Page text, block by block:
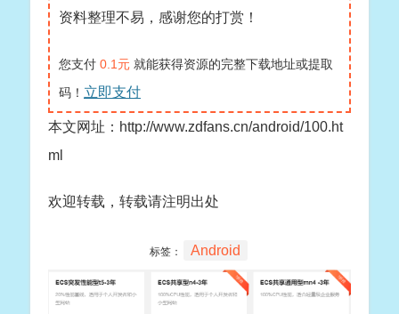
资料整理不易，感谢您的打赏！
您支付 0.1元 就能获得资源的完整下载地址或提取
码！ 立即支付
本文网址：http://www.zdfans.cn/android/100.ht
ml
欢迎转载，转载请注明出处
标签： Android